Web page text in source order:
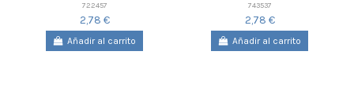
722457
2,78 €
Añadir al carrito
743537
2,78 €
Añadir al carrito